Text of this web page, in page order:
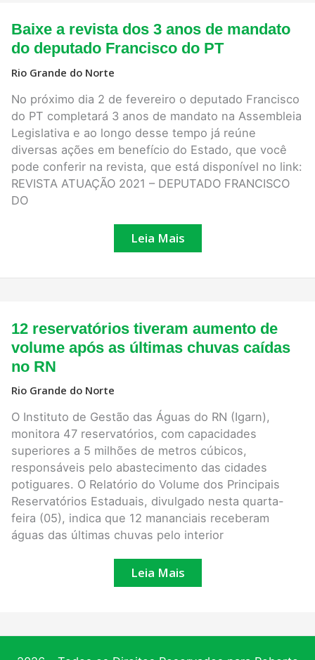
Baixe a revista dos 3 anos de mandato
do deputado Francisco do PT
Rio Grande do Norte
No próximo dia 2 de fevereiro o deputado Francisco
do PT completará 3 anos de mandato na Assembleia
Legislativa e ao longo desse tempo já reúne
diversas ações em benefício do Estado, que você
pode conferir na revista, que está disponível no link:
REVISTA ATUAÇÃO 2021 – DEPUTADO FRANCISCO
DO
Baixe
a
revista
dos
de
mandato
do
deputado
Francisco
do
PT
Leia Mais
12 reservatórios tiveram aumento de
volume após as últimas chuvas caídas
no RN
Rio Grande do Norte
O Instituto de Gestão das Águas do RN (Igarn),
monitora 47 reservatórios, com capacidades
superiores a 5 milhões de metros cúbicos,
responsáveis pelo abastecimento das cidades
potiguares. O Relatório do Volume dos Principais
Reservatórios Estaduais, divulgado nesta quarta-
feira (05), indica que 12 mananciais receberam
águas das últimas chuvas pelo interior
12
reservatórios
tiveram
aumento
últimas
chuvas
caídas
no
RN
Leia Mais